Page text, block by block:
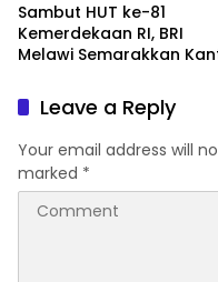
Sambut HUT ke-81
Kemerdekaan RI, BRI
Melawi Semarakkan
PutihLeave a Reply
Your email address will
marked *